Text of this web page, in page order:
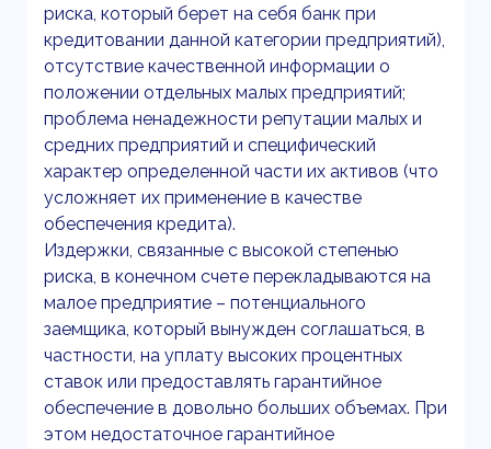
риска, который берет на себя банк при
кредитовании данной категории предприятий),
отсутствие качественной информации о
положении отдельных малых предприятий;
проблема ненадежности репутации малых и
средних предприятий и специфический
характер определенной части их активов (что
усложняет их применение в качестве
обеспечения кредита).
Издержки, связанные с высокой степенью
риска, в конечном счете перекладываются на
малое предприятие – потенциального
заемщика, который вынужден соглашаться, в
частности, на уплату высоких процентных
ставок или предоставлять гарантийное
обеспечение в довольно больших объемах. При
этом недостаточное гарантийное